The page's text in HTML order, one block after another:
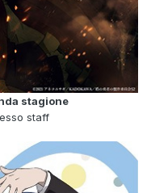
stagione
staff